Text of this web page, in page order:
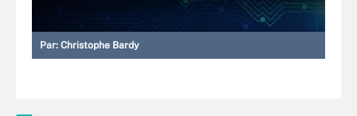
Par: Christophe Bardy